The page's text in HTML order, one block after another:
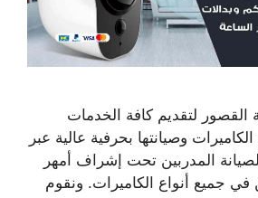
القصور لتقديم كافة الخدمات
وصيانتها بحرفية عالية عبر
المدربين تحت إشراف أمهر
في جميع أنواع الكاميرات. ونقوم